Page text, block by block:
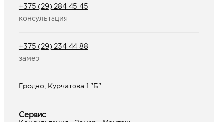
+375 (29) 284 45 45
консультация
+375 (29) 234 44 88
замер
Гродно, Курчатова 1 "Б"
Сервис